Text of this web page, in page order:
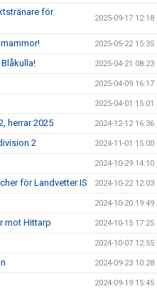
för
2025-09-17 12:18
2025-05-22 15:35
2025-04-21 08:23
2025-04-09 16:17
2025-04-01 15:01
herrar 2025 2024-12-12 16:36
2 2024-11-01 15:00
2024-10-29 14:10
för Landvetter IS 2024-10-22 12:03
2024-10-20 19:49
mot Hittarp 2024-10-15 17:25
2024-10-07 12:55
2024-09-23 10:28
2024-09-19 15:45